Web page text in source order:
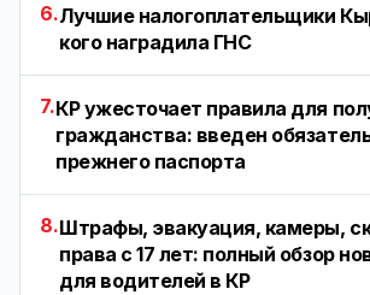
6.Лучшие налогоплательщики
кого наградила ГНС
7.КР ужесточает правила для
гражданства: введен
прежнего паспорта
8.Штрафы, эвакуация, камеры,
права с 17 лет: полный обзор
для водителей в КР